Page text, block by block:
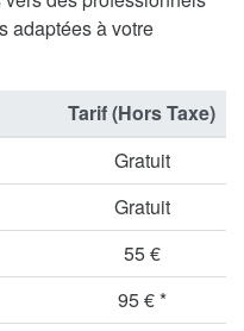
adaptées à votre
Tarif (Hors Taxe)
Gratuit
Gratuit
55 €
95 € *